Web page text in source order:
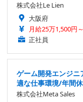
株式会社Le Lien
大阪府
月給25万1,500円
正社員
ゲーム開発エンジ
適な仕事環境/年間
株式会社Meta Sales